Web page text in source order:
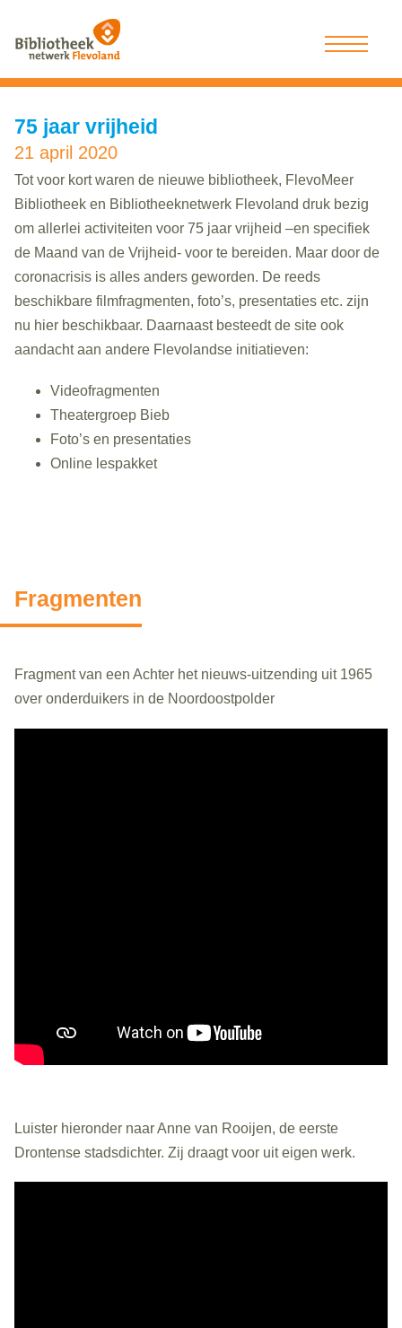
75 jaar vrijheid
21 april 2020
Tot voor kort waren de nieuwe bibliotheek, FlevoMeer
Bibliotheek en Bibliotheeknetwerk Flevoland druk bezig
om allerlei activiteiten voor 75 jaar vrijheid –en specifiek
de Maand van de Vrijheid- voor te bereiden. Maar door de
coronacrisis is alles anders geworden. De reeds
beschikbare filmfragmenten, foto’s, presentaties etc. zijn
nu hier beschikbaar. Daarnaast besteedt de site ook
aandacht aan andere Flevolandse initiatieven:
Videofragmenten
Theatergroep Bieb
Foto’s en presentaties
Online lespakket
Fragmenten
Fragment van een Achter het nieuws-uitzending uit 1965
over onderduikers in de Noordoostpolder
Luister hieronder naar Anne van Rooijen, de eerste
Drontense stadsdichter. Zij draagt voor uit eigen werk.